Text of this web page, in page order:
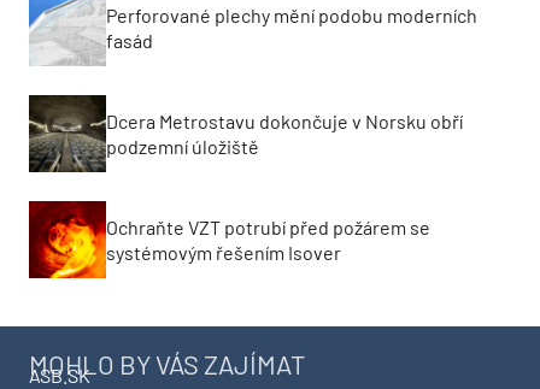
Perforované plechy mění podobu moderních
fasád
Dcera Metrostavu dokončuje v Norsku obří
podzemní úložiště
Ochraňte VZT potrubí před požárem se
systémovým řešením Isover
MOHLO BY VÁS ZAJÍMAT
ASB.SK